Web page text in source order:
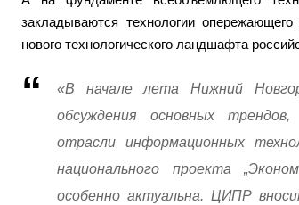
закладываются технологии
нового технологического ландшафта
«В начале лета Нижний
обсуждения основных
отрасли информационных
национального проекта
особенно актуальна. ЦИПР